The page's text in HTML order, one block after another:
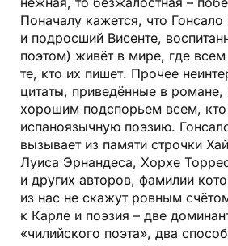
Поначалу кажется, что
и подросший Висенте,
поэтом) живёт в мире, где всем
те, кто их пишет. Прочее
цитаты, приведённые в романе,
хорошим подспорьем всем, кто
испаноязычную поэзию.
вызывает из памяти строчки
Луиса Эрнандеса, Хорхе
и других авторов, фамилии
из нас не скажут ровным
к Карле и поэзия – две
«чилийского поэта», два